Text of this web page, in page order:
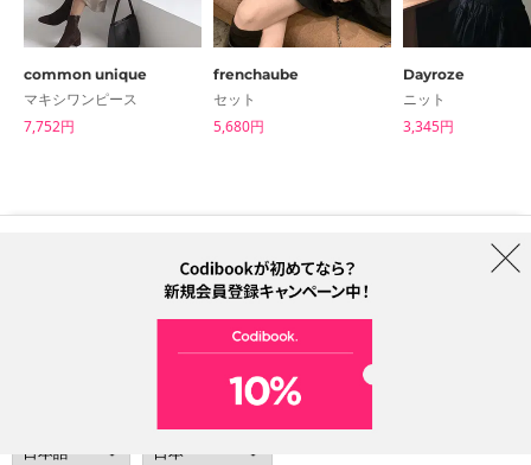
common unique
マキシワンピース
7,752円
frenchaube
セット
5,680円
Dayroze
ニット
3,345円
配送について
電話番号：05068838012 (月-金 1PM ~ 5PM)
電子メールアドレス：help@codibook.net
所在地：A-301, 114, Gasan digital 2-ro, Geumcheon-gu, Seoul